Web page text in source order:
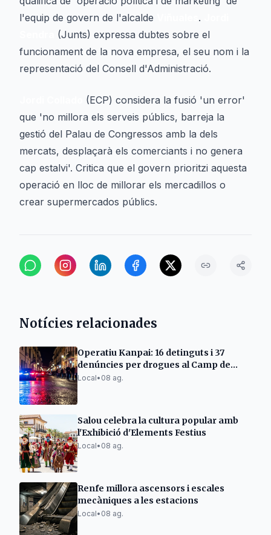
l'equip de govern de l'alcalde
.
(Junts) expressa dubtes sobre el
funcionament de la nova empresa, el seu nom i la
representació del Consell d'Administració.
(ECP) considera la fusió 'un error'
que 'no millora els serveis públics, barreja la
gestió del Palau de Congressos amb la dels
mercats, desplaçarà els comerciants i no genera
cap estalvi'. Critica que el govern prioritzi aquesta
operació en lloc de millorar els mercadillos o
crear supermercados públics.
Notícies relacionades
Operatiu Kanpai: 16 detinguts i 37
denúncies per drogues al Camp de
Tarragona
Local• 08 ag.
Salou celebra la cultura popular amb
l'Exhibició d'Elements Festius
Local• 08 ag.
Renfe millora ascensors i escales
mecàniques a les estacions
Local• 08 ag.